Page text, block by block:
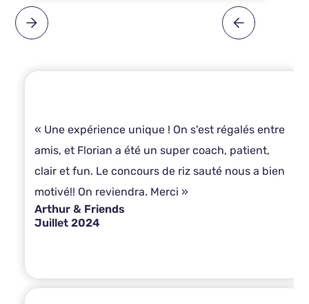
« Une expérience unique ! On s'est régalés entre
amis, et Florian a été un super coach, patient,
clair et fun. Le concours de riz sauté nous a bien
motivé!! On reviendra. Merci »
Arthur & Friends
Juillet 2024